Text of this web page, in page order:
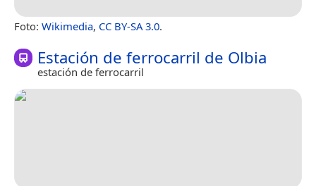
Foto: Wikimedia, CC BY-SA 3.0.
Estación de ferrocarril de Olbia
estación de ferrocarril